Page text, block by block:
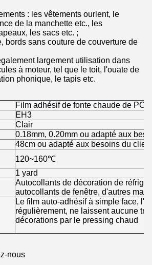
: les vêtements ourlent, le
de la manchette etc., les
les sacs etc. ;
bords sans couture de couverture de
largement utilisation dans
à moteur, tel que le toit, l'ouate de
phonique, le tapis etc.
Film adhésif de fonte chaude de PO
EH3
Clair
0.18mm, 0.20mm ou adapté aux
48cm ou adapté aux besoins du client
120~160℃
1 yard
Autocollants de décoration de
autocollants de fenêtre, d'autres
Le film auto-adhésif à simple face,
régulièrement, ne laissent aucune
décorations par le pressing chaud
nous